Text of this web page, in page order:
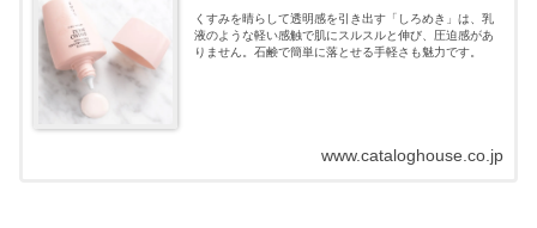
くすみを晴らして透明感を引き出す「しろめき」は、乳
液のような軽い感触で肌にスルスルと伸び、圧迫感があ
りません。石鹸で簡単に落とせる手軽さも魅力です。
www.cataloghouse.co.jp